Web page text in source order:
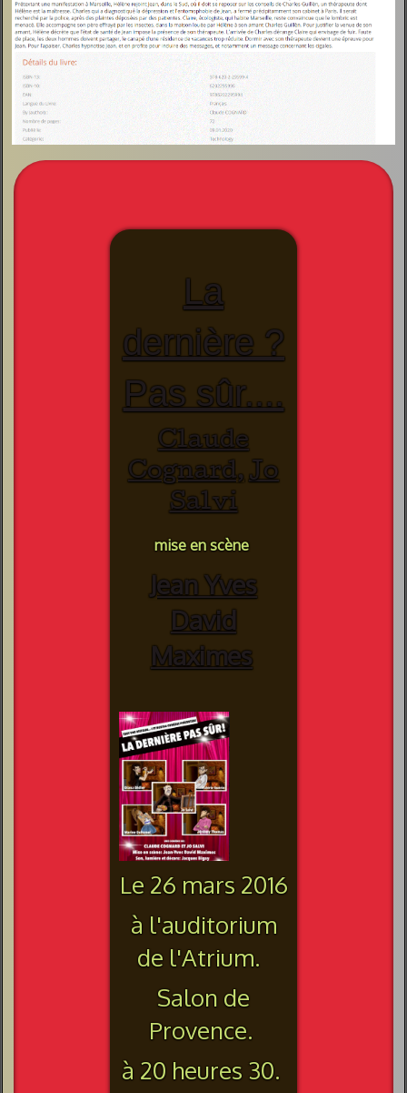
La
dernière ?
Pas sûr....
Claude
Cognard, Jo
Salvi
mise en scène
Jean Yves
David
Maximes
Le 26 mars 2016
à l'auditorium
de l'Atrium.
Salon de
Provence.
à 20 heures 30.